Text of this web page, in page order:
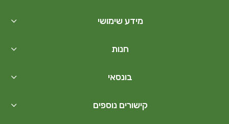
מידע שימושי
חנות
בונסאי
קישורים נוספים